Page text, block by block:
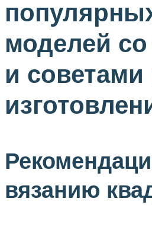
моделей
и советами
вязанию